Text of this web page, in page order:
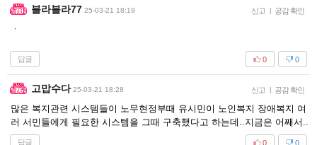
블라블라77 25-03-21 18:19 신고 | 공감 확인
ㆍ
답글 0
0
고맙수다 25-03-21 18:28 신고 | 공감 확인
많은 복지관련 시스템들이 노무현정부때 유시민이 노인복지 장애복지 여
러 서민들에게 필요한 시스템을 그때 구축했다고 하는데..지금은 어째서..
답글 0
0